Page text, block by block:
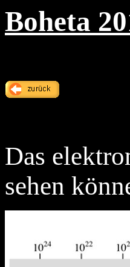
Boheta
Das
sehen